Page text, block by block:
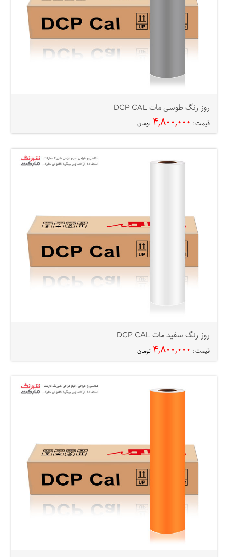
روز رنگ طوسی مات DCP CAL
قیمت : ۴,۸۰۰,۰۰۰ تومان
روز رنگ سفید مات DCP CAL
قیمت : ۴,۸۰۰,۰۰۰ تومان